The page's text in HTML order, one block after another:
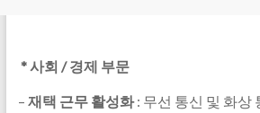
*사회 / 경제 부문
– 재택 근무 활성화: 무선 통신 및 화상